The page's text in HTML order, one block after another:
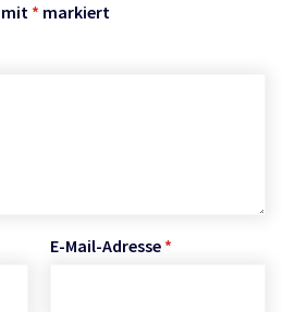
mit * markiert
E-Mail-Adresse *